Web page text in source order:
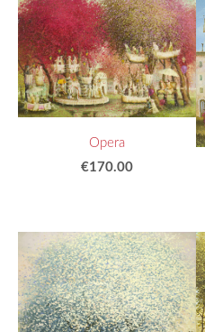
Opera
€170.00